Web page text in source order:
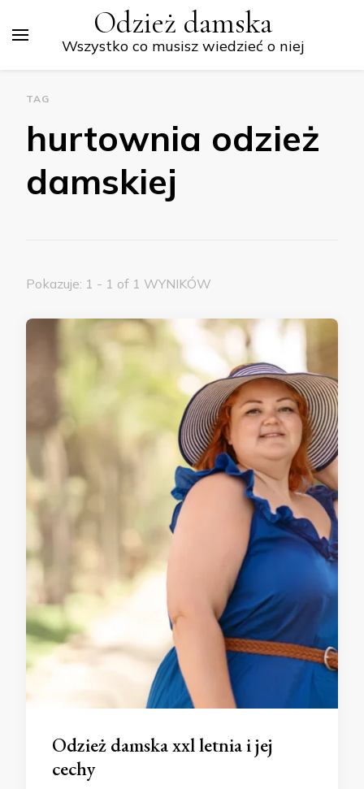
Odzież damska
Wszystko co musisz wiedzieć o niej
TAG
hurtownia odzież
damskiej
Pokazuje: 1 - 1 of 1 WYNIKÓW
Odzież damska xxl letnia i jej
cechy